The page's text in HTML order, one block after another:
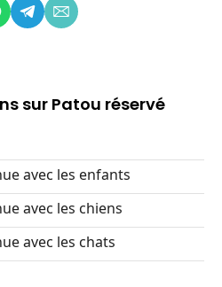
sur Patou réservé
avec les enfants
avec les chiens
avec les chats